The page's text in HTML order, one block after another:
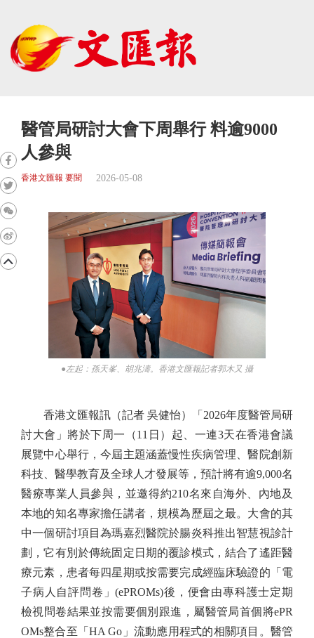
醫管局研討大會下周舉行 料逾9000
人參與
香港文匯報 要聞 2026-05-08
●左起：孫天峯、胡兆濤。香港文匯報記者郭木又 攝
香港文匯報訊（記者 吳健怡）「2026年度醫管局研
討大會」將於下周一（11日）起、一連3天在香港會議
展覽中心舉行，今屆主題涵蓋慢性疾病管理、醫院創新
科技、醫學教育及全球人才發展等，預計將有逾9,000名
醫療專業人員參與，並邀得約210名來自海外、內地及
本地的知名專家擔任講者，規模為歷屆之最。大會的其
中一個研討項目為瑪嘉烈醫院於腸炎科推出智慧視診計
劃，它有別於傳統固定日期的覆診模式，結合了遙距醫
療元素，患者每四星期或按需要完成經臨床驗證的「電
子病人自評問卷」(ePROMs)後，便會由專科護士定期
檢視問卷結果並按需要個別跟進，屬醫管局首個將ePR
OMs整合至「HA Go」流動應用程式的相關項目。醫管